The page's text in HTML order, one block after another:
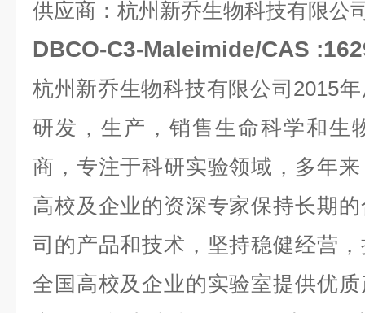
供应商：杭州新乔生物科技有限公
DBCO-C3-Maleimide/CAS
杭州新乔生物科技有限公司 2015
研发，生产，销售生命科学和生
商，专注于科研实验领域，多年
高校及企业的资深专家保持长期
司的产品和技术，坚持稳健经营
全国高校及企业的实验室提供优